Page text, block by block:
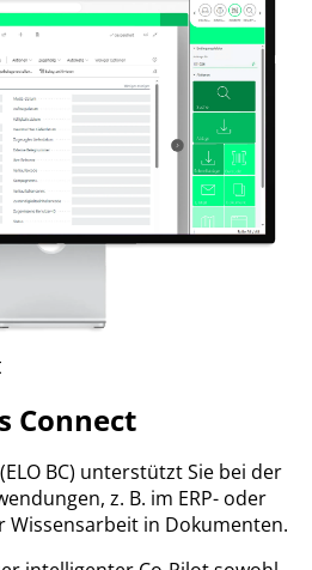
Connect
BC) unterstützt Sie bei der
z. B. im ERP- oder
Wissensarbeit in Dokumenten.